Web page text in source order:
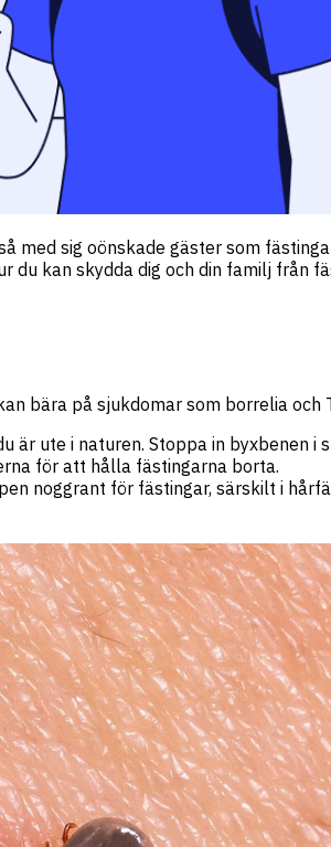
med sig oönskade gäster som
kan skydda dig och din familj från
bära på sjukdomar som borrelia
är ute i naturen. Stoppa in byxbenen i
för att hålla fästingarna borta.
noggrant för fästingar, särskilt i